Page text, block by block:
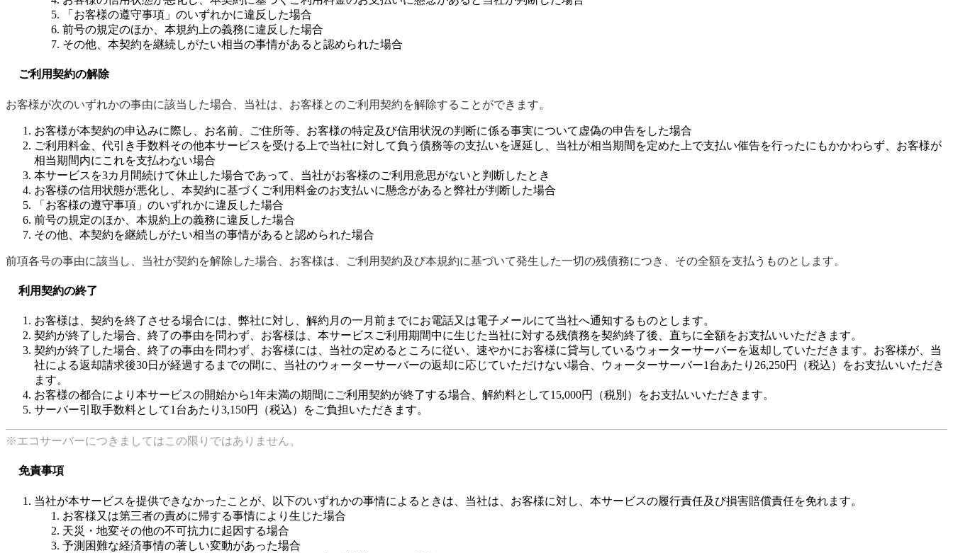
「お客様の遵守事項」のいずれかに違反した場合
前号の規定のほか、本規約上の義務に違反した場合
その他、本契約を継続しがたい相当の事情があると認められた場合
ご利用契約の解除
お客様が次のいずれかの事由に該当した場合、当社は、お客様とのご利用契約を解除することができます。
お客様が本契約の申込みに際し、お名前、ご住所等、お客様の特定及び信用状況の判断に係る事実について虚偽の申告をした場合
ご利用料金、代引き手数料その他本サービスを受ける上で当社に対して負う債務等の支払いを遅延し、当社が相当期間を定めた上で支払い催告を行ったにもかかわらず、お客様が
相当期間内にこれを支払わない場合
本サービスを3カ月間続けて休止した場合であって、当社がお客様のご利用意思がないと判断したとき
お客様の信用状態が悪化し、本契約に基づくご利用料金のお支払いに懸念があると弊社が判断した場合
「お客様の遵守事項」のいずれかに違反した場合
前号の規定のほか、本規約上の義務に違反した場合
その他、本契約を継続しがたい相当の事情があると認められた場合
前項各号の事由に該当し、当社が契約を解除した場合、お客様は、ご利用契約及び本規約に基づいて発生した一切の残債務につき、その全額を支払うものとします。
利用契約の終了
お客様は、契約を終了させる場合には、弊社に対し、解約月の一月前までにお電話又は電子メールにて当社へ通知するものとします。
契約が終了した場合、終了の事由を問わず、お客様は、本サービスご利用期間中に生じた当社に対する残債務を契約終了後、直ちに全額をお支払いいただきます。
契約が終了した場合、終了の事由を問わず、お客様には、当社の定めるところに従い、速やかにお客様に貸与しているウォーターサーバーを返却していただきます。お客様が、当
社による返却請求後30日が経過するまでの間に、当社のウォーターサーバーの返却に応じていただけない場合、ウォーターサーバー1台あたり26,250円（税込）をお支払いいただき
ます。
お客様の都合により本サービスの開始から1年未満の期間にご利用契約が終了する場合、解約料として15,000円（税別）をお支払いいただきます。
サーバー引取手数料として1台あたり3,150円（税込）をご負担いただきます。
※エコサーバーにつきましてはこの限りではありません。
免責事項
当社が本サービスを提供できなかったことが、以下のいずれかの事情によるときは、当社は、お客様に対し、本サービスの履行責任及び損害賠償責任を免れます。
お客様又は第三者の責めに帰する事情により生じた場合
天災・地変その他の不可抗力に起因する場合
予測困難な経済事情の著しい変動があった場合